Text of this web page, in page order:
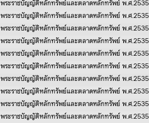
พระราชบัญญัติหลักทรัพย์และตลาดหลักทรัพย์ พ.ศ
พระราชบัญญัติหลักทรัพย์และตลาดหลักทรัพย์ พ.ศ
พระราชบัญญัติหลักทรัพย์และตลาดหลักทรัพย์ พ.ศ
พระราชบัญญัติหลักทรัพย์และตลาดหลักทรัพย์ พ.ศ
พระราชบัญญัติหลักทรัพย์และตลาดหลักทรัพย์ พ.ศ
พระราชบัญญัติหลักทรัพย์และตลาดหลักทรัพย์ พ.ศ
พระราชบัญญัติหลักทรัพย์และตลาดหลักทรัพย์ พ.ศ
พระราชบัญญัติหลักทรัพย์และตลาดหลักทรัพย์ พ.ศ
พระราชบัญญัติหลักทรัพย์และตลาดหลักทรัพย์ พ.ศ
พระราชบัญญัติหลักทรัพย์และตลาดหลักทรัพย์ พ.ศ